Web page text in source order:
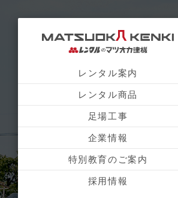
レンタル案内
レンタル商品
足場工事
企業情報
特別教育のご案内
採用情報